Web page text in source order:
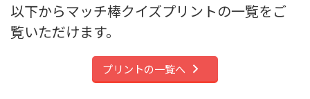
以下からマッチ棒クイズプリントの一覧をご
覧いただけます。
プリントの一覧へ